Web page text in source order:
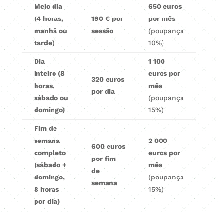
Meio dia
(4 horas,
manhã ou
tarde)
190 € por
sessão
650 euros
por mês
(poupança
10%)
Dia
inteiro (8
horas,
sábado ou
domingo)
320 euros
por dia
1 100
euros por
mês
(poupança
15%)
Fim de
semana
completo
(sábado +
domingo,
8 horas
por dia)
600 euros
por fim
de
semana
2 000
euros por
mês
(poupança
15%)